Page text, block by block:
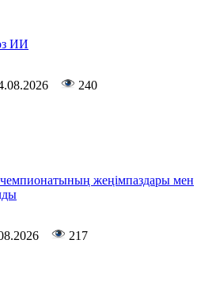
ИИ
240
чемпионатының жеңімпаздары мен
217